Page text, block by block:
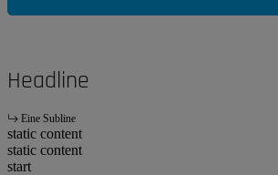
Headline
Eine Subline
static content
static content
start